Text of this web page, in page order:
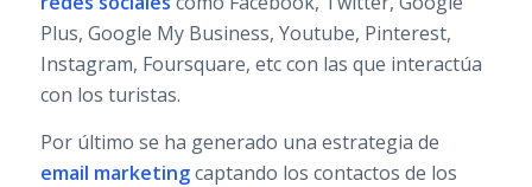
Plus, Google My Business, Youtube, Pinterest,
Instagram, Foursquare, etc con las que interactúa
con los turistas.
Por último se ha generado una estrategia de
email marketingcaptando los contactos de los